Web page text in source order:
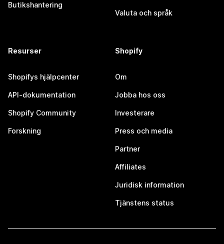
Butikshantering
Valuta och språk
Resurser
Shopifys hjälpcenter
API-dokumentation
Shopify Community
Forskning
Shopify
Om
Jobba hos oss
Investerare
Press och media
Partner
Affiliates
Juridisk information
Tjänstens status